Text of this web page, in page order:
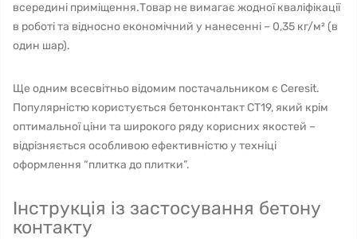
всередині приміщення.Товар не вимагає жодної кваліфікації
в роботі та відносно економічний у нанесенні – 0,35 кг/м² (в
один шар).
Ще одним всесвітньо відомим постачальником є ​​Ceresit.
Популярністю користується бетонконтакт СТ19, який крім
оптимальної ціни та широкого ряду корисних якостей –
відрізняється особливою ефективністю у техніці
оформлення “плитка до плитки”.
Інструкція із застосування бетону
контакту